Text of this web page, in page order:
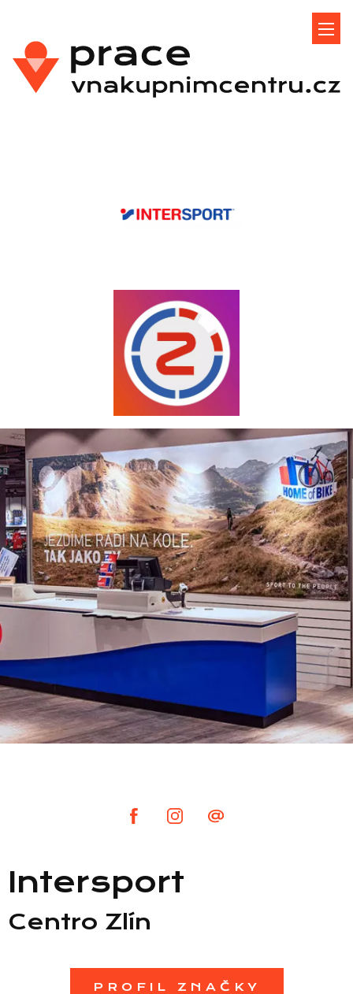
Seznam prodejen
Intersport
Centro Zlín
PROFIL ZNAČKY